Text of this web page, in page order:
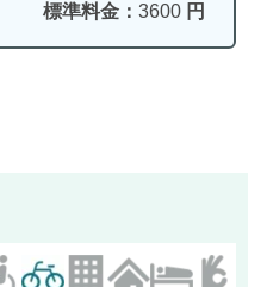
標準料金： 3600 円